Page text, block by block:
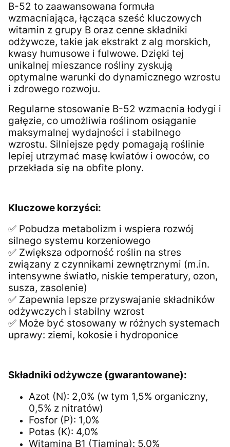
B-52 to zaawansowana formuła
wzmacniająca, łącząca sześć kluczowych
witamin z grupy B oraz cenne składniki
odżywcze, takie jak ekstrakt z alg morskich,
kwasy humusowe i fulwowe. Dzięki tej
unikalnej mieszance rośliny zyskują
optymalne warunki do dynamicznego wzrostu
i zdrowego rozwoju.
Regularne stosowanie B-52 wzmacnia łodygi i
gałęzie, co umożliwia roślinom osiąganie
maksymalnej wydajności i stabilnego
wzrostu. Silniejsze pędy pomagają roślinie
lepiej utrzymać masę kwiatów i owoców, co
przekłada się na obfite plony.
Kluczowe korzyści:
✅ Pobudza metabolizm i wspiera rozwój
silnego systemu korzeniowego
✅ Zwiększa odporność roślin na stres
związany z czynnikami zewnętrznymi (m.in.
intensywne światło, niskie temperatury, ozon,
susza, zasolenie)
✅ Zapewnia lepsze przyswajanie składników
odżywczych i stabilny wzrost
✅ Może być stosowany w różnych systemach
uprawy: ziemi, kokosie i hydroponice
Składniki odżywcze (gwarantowane):
Azot (N): 2,0% (w tym 1,5% organiczny,
0,5% z nitratów)
Fosfor (P): 1,0%
Potas (K): 4,0%
Witamina B1 (Tiamina): 5,0%